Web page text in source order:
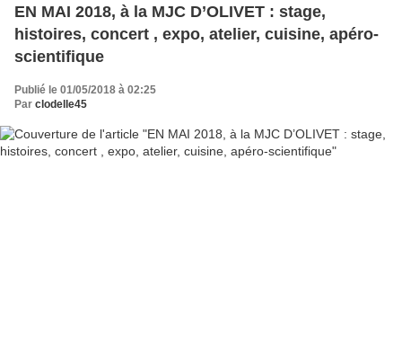
EN MAI 2018, à la MJC D’OLIVET : stage,
histoires, concert , expo, atelier, cuisine, apéro-
scientifique
Publié le 01/05/2018 à 02:25
Par clodelle45